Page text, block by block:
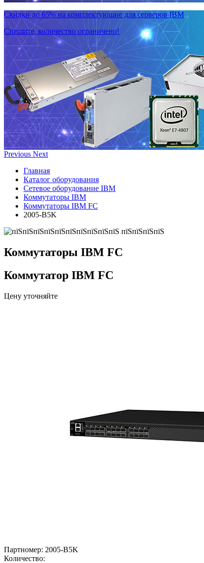
Скидки до 65% на комплектующие для серверов IBM
Спешите, количество ограничено!
Previous Next
Главная
Каталог оборудования
Сетевое оборудование IBM
Коммутаторы IBM
Коммутаторы IBM FC
2005-B5K
Коммутаторы IBM FC
Коммутатор IBM FC
Цену уточняйте
Партномер: 2005-B5K
Количество: